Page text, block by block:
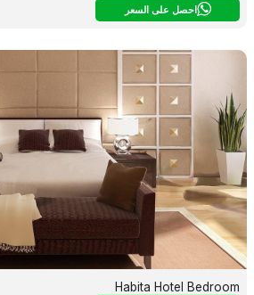
احصل على السعر
Habita Hotel Bedroom